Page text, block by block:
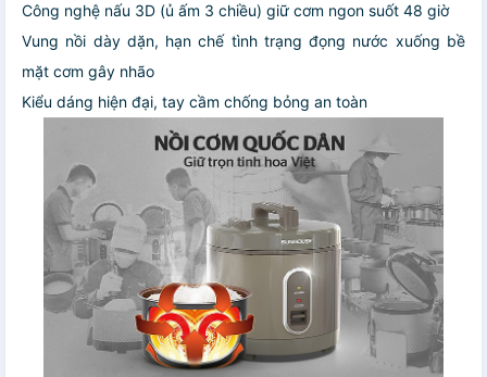
Công nghệ nấu 3D (ủ ấm 3 chiều) giữ cơm ngon suốt 48 giờ
Vung nồi dày dặn, hạn chế tình trạng đọng nước xuống bề
mặt cơm gây nhão
Kiểu dáng hiện đại, tay cầm chống bỏng an toàn